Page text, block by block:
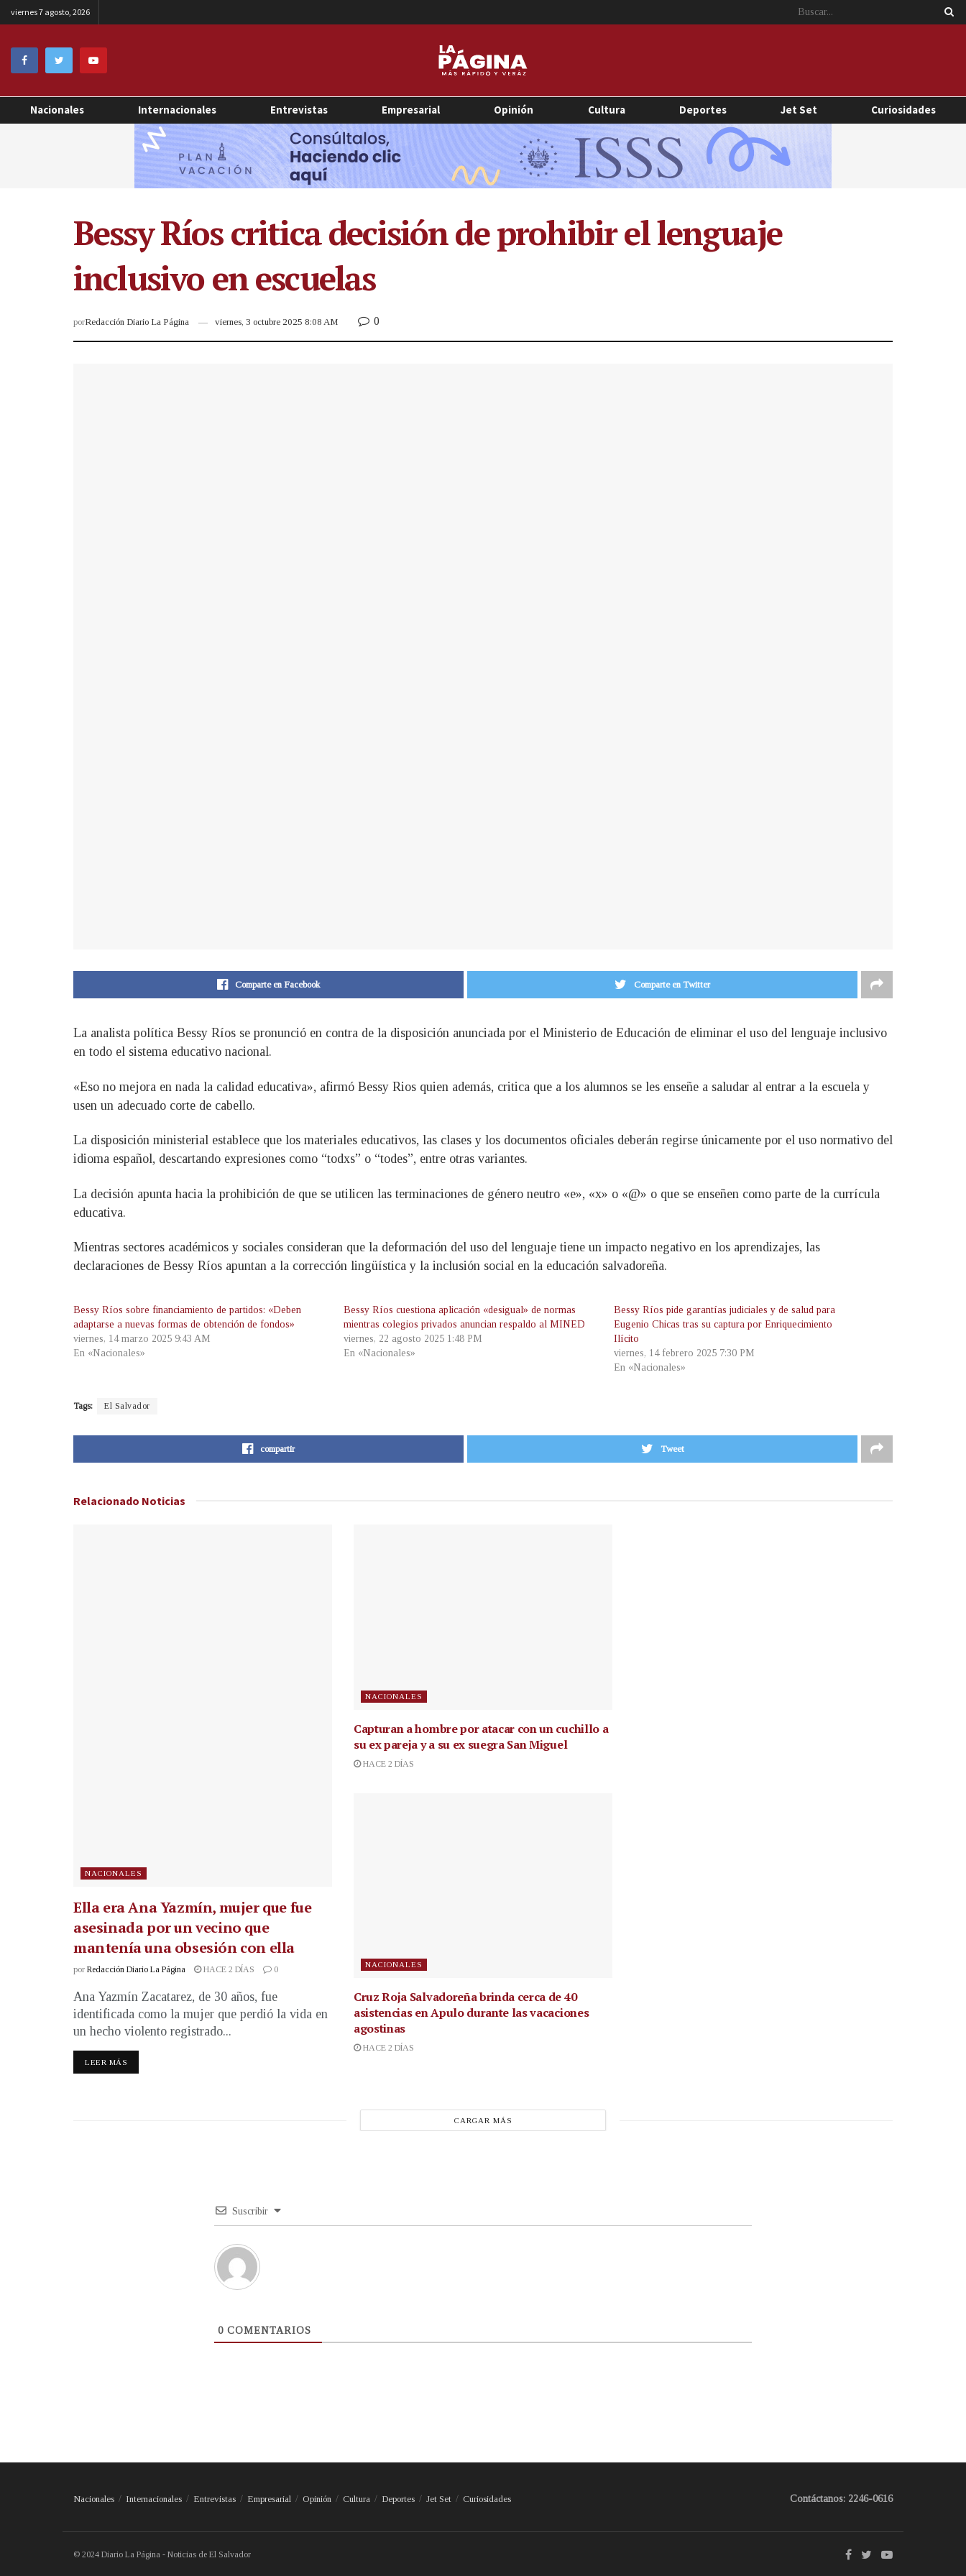
viernes 7 agosto, 2026
Nacionales Internacionales Entrevistas Empresarial Opinión Cultura Deportes Jet Set Curiosidades
Bessy Ríos critica decisión de prohibir el lenguaje
inclusivo en escuelas
porRedacción Diario La Página viernes, 3 octubre 2025 8:08 AM 0
Comparte en Facebook Comparte en Twitter
La analista política Bessy Ríos se pronunció en contra de la disposición anunciada por el Ministerio de Educación de eliminar el uso del lenguaje inclusivo
en todo el sistema educativo nacional.
«Eso no mejora en nada la calidad educativa», afirmó Bessy Rios quien además, critica que a los alumnos se les enseñe a saludar al entrar a la escuela y
usen un adecuado corte de cabello.
La disposición ministerial establece que los materiales educativos, las clases y los documentos oficiales deberán regirse únicamente por el uso normativo del
idioma español, descartando expresiones como “todxs” o “todes”, entre otras variantes.
La decisión apunta hacia la prohibición de que se utilicen las terminaciones de género neutro «e», «x» o «@» o que se enseñen como parte de la currícula
educativa.
Mientras sectores académicos y sociales consideran que la deformación del uso del lenguaje tiene un impacto negativo en los aprendizajes, las
declaraciones de Bessy Ríos apuntan a la corrección lingüística y la inclusión social en la educación salvadoreña.
Bessy Ríos sobre financiamiento de partidos: «Deben
adaptarse a nuevas formas de obtención de fondos»
viernes, 14 marzo 2025 9:43 AM
En «Nacionales»
Bessy Ríos cuestiona aplicación «desigual» de normas
mientras colegios privados anuncian respaldo al MINED
viernes, 22 agosto 2025 1:48 PM
En «Nacionales»
Bessy Ríos pide garantías judiciales y de salud para
Eugenio Chicas tras su captura por Enriquecimiento
Ilícito
viernes, 14 febrero 2025 7:30 PM
En «Nacionales»
Tags: El Salvador
compartir Tweet
Relacionado Noticias
NACIONALES
Ella era Ana Yazmín, mujer que fue
asesinada por un vecino que
mantenía una obsesión con ella
por Redacción Diario La Página HACE 2 DÍAS 0
Ana Yazmín Zacatarez, de 30 años, fue
identificada como la mujer que perdió la vida en
un hecho violento registrado...
LEER MÁS
NACIONALES
Capturan a hombre por atacar con un cuchillo a
su ex pareja y a su ex suegra San Miguel
HACE 2 DÍAS
NACIONALES
Cruz Roja Salvadoreña brinda cerca de 40
asistencias en Apulo durante las vacaciones
agostinas
HACE 2 DÍAS
CARGAR MÁS
Suscribir
0 COMENTARIOS
Nacionales Internacionales Entrevistas Empresarial Opinión Cultura Deportes Jet Set Curiosidades Contáctanos: 2246-0616
© 2024 Diario La Página - Noticias de El Salvador